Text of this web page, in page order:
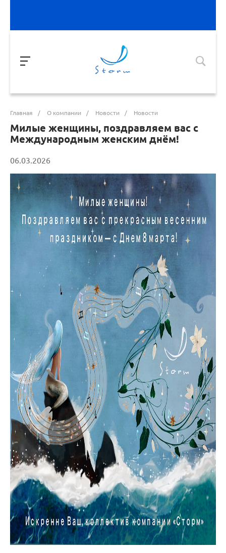
Главная / О компании / Новости / Новости
Милые женщины, поздравляем вас с
Международным женским днём!
06.03.2026